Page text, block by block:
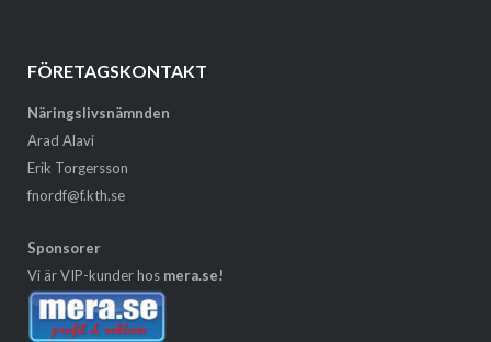
FÖRETAGSKONTAKT
Näringslivsnämnden
Arad Alavi
Erik Torgersson
fnordf@f.kth.se
Sponsorer
Vi är VIP-kunder hos mera.se!